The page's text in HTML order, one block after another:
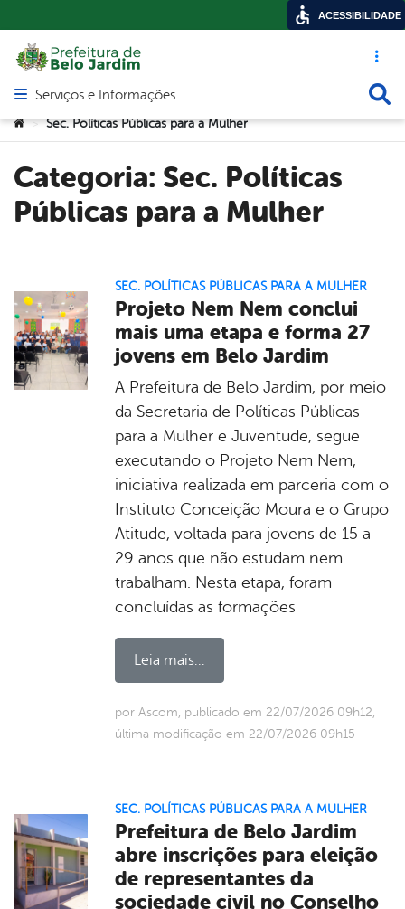
Acesso
Abrir menu principal de navegação
Serviços e Informações
Você está aqui:
> Sec. Políticas Públicas para a Mulher
Categoria: Sec. Políticas
Públicas para a Mulher
SEC. POLÍTICAS PÚBLICAS PARA A MULHER
Projeto Nem Nem conclui
mais uma etapa e forma 27
jovens em Belo Jardim
A Prefeitura de Belo Jardim, por meio
da Secretaria de Políticas Públicas
para a Mulher e Juventude, segue
executando o Projeto Nem Nem,
iniciativa realizada em parceria com o
Instituto Conceição Moura e o Grupo
Atitude, voltada para jovens de 15 a
29 anos que não estudam nem
trabalham. Nesta etapa, foram
concluídas as formações
Leia mais...
por Ascom, publicado em 22/07/2026 09h12,
última modificação em 22/07/2026 09h15
SEC. POLÍTICAS PÚBLICAS PARA A MULHER
Prefeitura de Belo Jardim
abre inscrições para eleição
de representantes da
sociedade civil no Conselho
ACESSIBILIDADE